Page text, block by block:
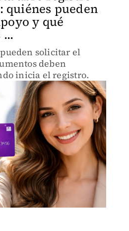
quiénes pueden
y qué
solicitar el
deben
inicia el registro.